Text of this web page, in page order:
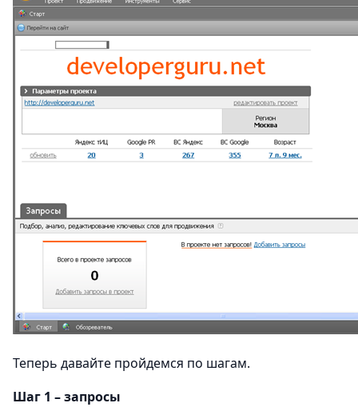
Теперь давайте пройдемся по шагам.
Шаг 1 – запросы